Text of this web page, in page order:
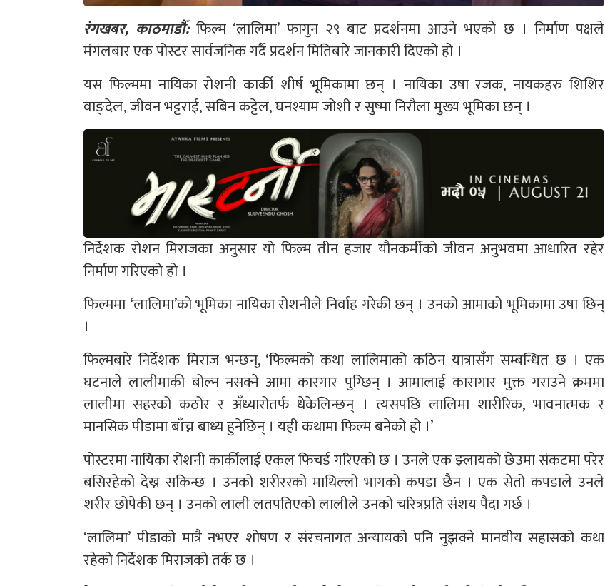
रंगखबर, काठमाडौँ: फिल्म ‘लालिमा’ फागुन २९ बाट प्रदर्शनमा आउने भएको छ । निर्माण पक्षले
मंगलबार एक पोस्टर सार्वजनिक गर्दै प्रदर्शन मितिबारे जानकारी दिएको हो ।
यस फिल्ममा नायिका रोशनी कार्की शीर्ष भूमिकामा छन् । नायिका उषा रजक, नायकहरु शिशिर
वाङ्देल, जीवन भट्टराई, सबिन कट्टेल, घनश्याम जोशी र सुष्मा निरौला मुख्य भूमिका छन् ।
निर्देशक रोशन मिराजका अनुसार यो फिल्म तीन हजार यौनकर्मीको जीवन अनुभवमा आधारित रहेर
निर्माण गरिएको हो ।
फिल्ममा ‘लालिमा’को भूमिका नायिका रोशनीले निर्वाह गरेकी छन् । उनको आमाको भूमिकामा उषा छिन्
।
फिल्मबारे निर्देशक मिराज भन्छन्, ‘फिल्मको कथा लालिमाको कठिन यात्रासँग सम्बन्धित छ । एक
घटनाले लालीमाकी बोल्न नसक्ने आमा कारगार पुग्छिन् । आमालाई कारागार मुक्त गराउने क्रममा
लालीमा सहरको कठोर र अँध्यारोतर्फ धेकेलिन्छन् । त्यसपछि लालिमा शारीरिक, भावनात्मक र
मानसिक पीडामा बाँच्न बाध्य हुनेछिन् । यही कथामा फिल्म बनेको हो ।’
पोस्टरमा नायिका रोशनी कार्कीलाई एकल फिचर्ड गरिएको छ । उनले एक झ्लायको छेउमा संकटमा परेर
बसिरहेको देख्न सकिन्छ । उनको शरीररको माथिल्लो भागको कपडा छैन । एक सेतो कपडाले उनले
शरीर छोपेकी छन् । उनको लाली लतपतिएको लालीले उनको चरित्रप्रति संशय पैदा गर्छ ।
‘लालिमा’ पीडाको मात्रै नभएर शोषण र संरचनागत अन्यायको पनि नुझक्ने मानवीय सहासको कथा
रहेको निर्देशक मिराजको तर्क छ ।